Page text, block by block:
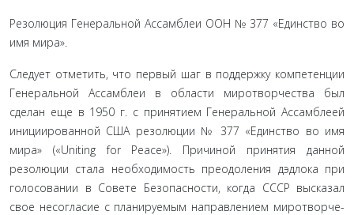
Резолюция Генеральной Ассамблеи ООН № 377 «Един­ство во
имя мира».
Следует отметить, что первый шаг в поддержку компе­тенции
Генеральной Ассамблеи в области миротворчества был
сделан еще в 1950 г. с принятием Генеральной Ассамбле­ей
инициированной США резолюции № 377 «Единство во имя
мира» («Uniting for Peace»). Причиной принятия данной
резолюции стала необходимость преодоления дэдлока при
голосовании в Совете Безопасности, когда СССР высказал
свое несогласие с планируемым направлением миротворче­